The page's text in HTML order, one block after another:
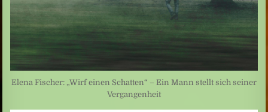
Elena Fischer: „Wirf einen Schatten“ – Ein Mann stellt sich seiner
Vergangenheit